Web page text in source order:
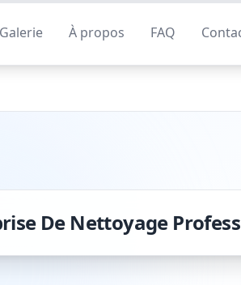
Galerie À propos FAQ
De Nettoyage